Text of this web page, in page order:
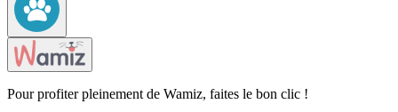
Pour profiter pleinement de Wamiz, faites le bon clic !